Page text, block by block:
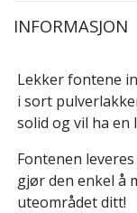
INFORMASJON
Lekker fontene
i sort
solid og vil ha en
Fontenen
gjør den enkel å
uteområdet ditt!